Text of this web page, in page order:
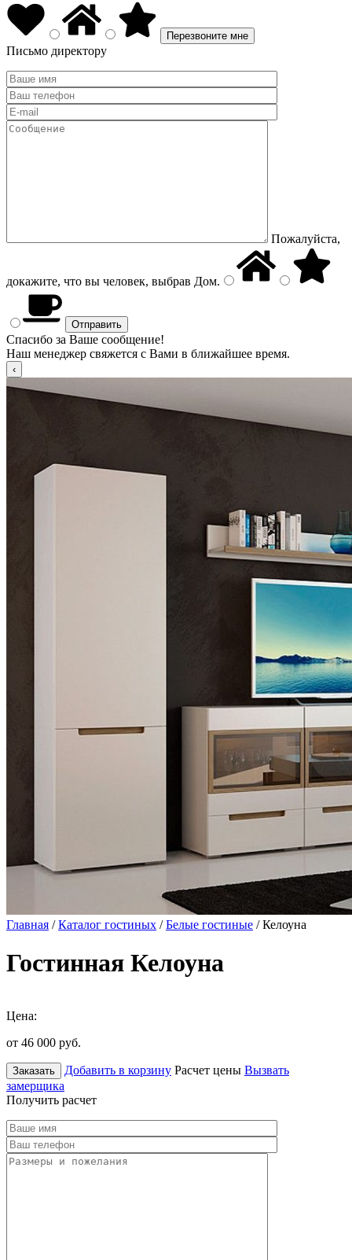
Письмо директору
Пожалуйста,
докажите, что вы человек, выбрав Дом.
Спасибо за Ваше сообщение!
Наш менеджер свяжется с Вами в ближайшее время.
Главная /Каталог гостиных /Белые гостиные / Келоуна
Гостинная Келоуна
Цена:
от 46 000 руб.
Заказать Добавить в корзину Расчет цены Вызвать
замерщика
Получить расчет